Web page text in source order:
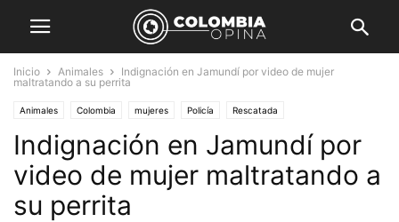
Inicio Animales
Indignación en Jamundí por video de mujer
maltratando a su perrita
Animales Colombia mujeres Policía Rescatada
Indignación en Jamundí por
video de mujer maltratando a
su perrita